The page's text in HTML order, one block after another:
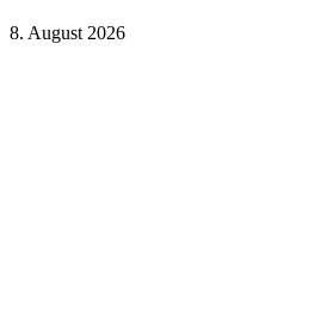
8. August 2026